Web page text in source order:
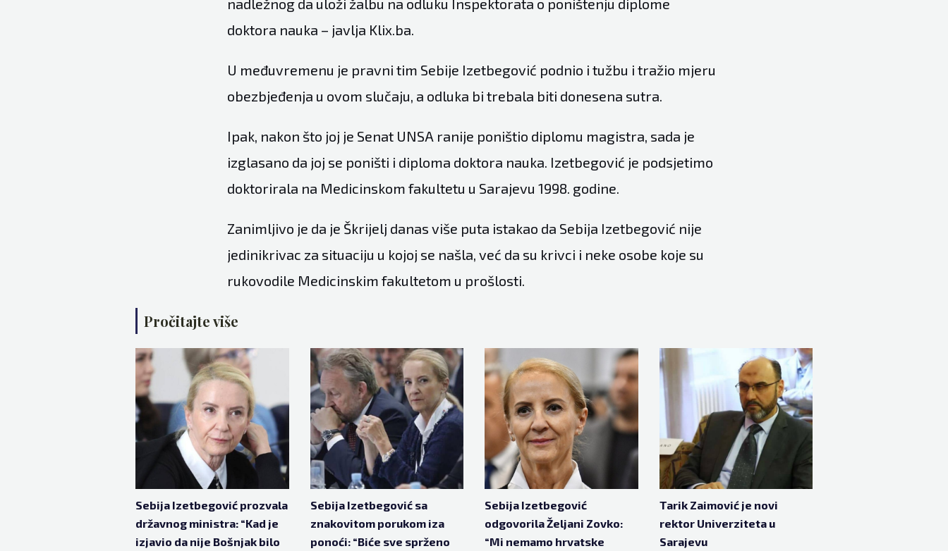
nadležnog da uloži žalbu na odluku Inspektorata o poništenju diplome
doktora nauka – javlja Klix.ba.
U međuvremenu je pravni tim Sebije Izetbegović podnio i tužbu i tražio mjeru
obezbjeđenja u ovom slučaju, a odluka bi trebala biti donesena sutra.
Ipak, nakon što joj je Senat UNSA ranije poništio diplomu magistra, sada je
izglasano da joj se poništi i diploma doktora nauka. Izetbegović je podsjetimo
doktorirala na Medicinskom fakultetu u Sarajevu 1998. godine.
Zanimljivo je da je Škrijelj danas više puta istakao da Sebija Izetbegović nije
jedinikrivac za situaciju u kojoj se našla, već da su krivci i neke osobe koje su
rukovodile Medicinskim fakultetom u prošlosti.
Pročitajte više
Sebija Izetbegović prozvala
državnog ministra: “Kad je
izjavio da nije Bošnjak bilo
Sebija Izetbegović sa
znakovitom porukom iza
ponoći: “Biće sve sprženo
Sebija Izetbegović
odgovorila Željani Zovko:
“Mi nemamo hrvatske
Tarik Zaimović je novi
rektor Univerziteta u
Sarajevu